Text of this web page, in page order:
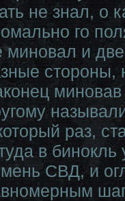
не знал, о
го
миновал и
стороны,
раз,
в
СВД, и